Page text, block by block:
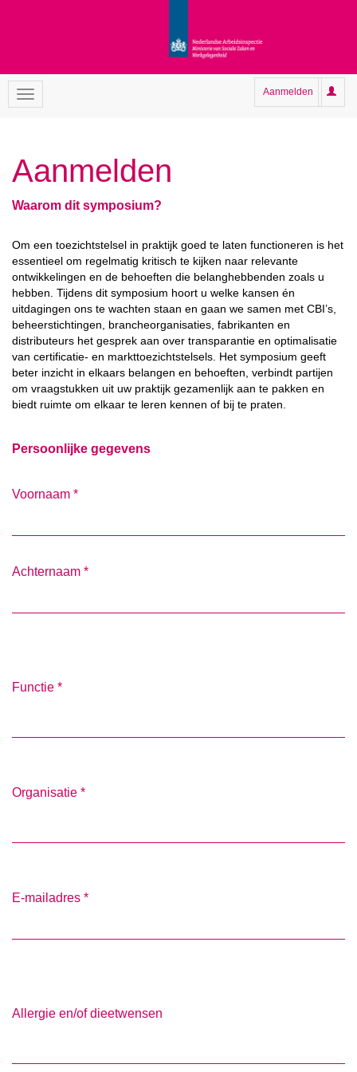
Aanmelden
Aanmelden
Waarom dit symposium?
Om een toezichtstelsel in praktijk goed te laten functioneren is het
essentieel om regelmatig kritisch te kijken naar relevante
ontwikkelingen en de behoeften die belanghebbenden zoals u
hebben. Tijdens dit symposium hoort u welke kansen én
uitdagingen ons te wachten staan en gaan we samen met CBI’s,
beheerstichtingen, brancheorganisaties, fabrikanten en
distributeurs het gesprek aan over transparantie en optimalisatie
van certificatie- en markttoezichtstelsels. Het symposium geeft
beter inzicht in elkaars belangen en behoeften, verbindt partijen
om vraagstukken uit uw praktijk gezamenlijk aan te pakken en
biedt ruimte om elkaar te leren kennen of bij te praten.
Persoonlijke gegevens
Voornaam *
Achternaam *
Functie *
Organisatie *
E-mailadres *
Allergie en/of dieetwensen